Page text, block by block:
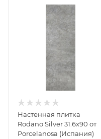
Настенная плитка
Rodano Silver 31.6x90 от
Porcelanosa (Испания)